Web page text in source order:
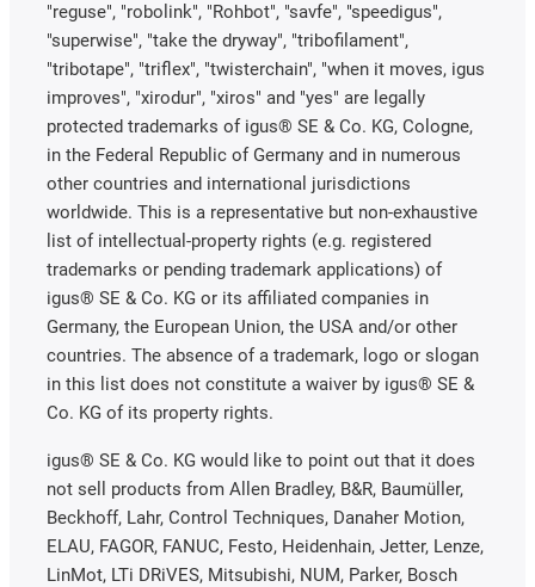
"reguse", "robolink", "Rohbot", "savfe", "speedigus",
"superwise", "take the dryway", "tribofilament",
"tribotape", "triflex", "twisterchain", "when it moves, igus
improves", "xirodur", "xiros" and "yes" are legally
protected trademarks of igus® SE & Co. KG, Cologne,
in the Federal Republic of Germany and in numerous
other countries and international jurisdictions
worldwide. This is a representative but non-exhaustive
list of intellectual-property rights (e.g. registered
trademarks or pending trademark applications) of
igus® SE & Co. KG or its affiliated companies in
Germany, the European Union, the USA and/or other
countries. The absence of a trademark, logo or slogan
in this list does not constitute a waiver by igus® SE &
Co. KG of its property rights.
igus® SE & Co. KG would like to point out that it does
not sell products from Allen Bradley, B&R, Baumüller,
Beckhoff, Lahr, Control Techniques, Danaher Motion,
ELAU, FAGOR, FANUC, Festo, Heidenhain, Jetter, Lenze,
LinMot, LTi DRiVES, Mitsubishi, NUM, Parker, Bosch